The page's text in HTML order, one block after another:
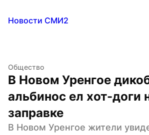
Новости СМИ2
Общество
В Новом Уренгое
альбинос ел хот-доги
заправке
В Новом Уренгое жители